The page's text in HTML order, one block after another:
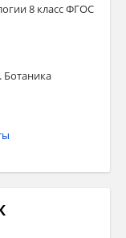
8 класс ФГОС